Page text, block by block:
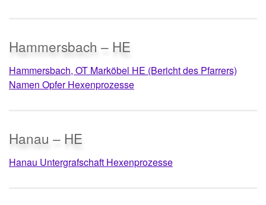
Hammersbach – HE
Hammersbach, OT Marköbel HE (Bericht des Pfarrers)
Namen Opfer Hexenprozesse
Hanau – HE
Hanau Untergrafschaft Hexenprozesse